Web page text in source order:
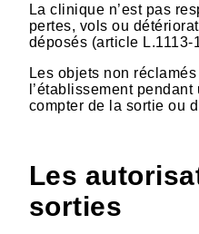
La clinique n’est pas
pertes, vols ou
déposés (article L.1113-
Les objets non
l’établissement pendant
compter de la sortie ou
Les
sorties